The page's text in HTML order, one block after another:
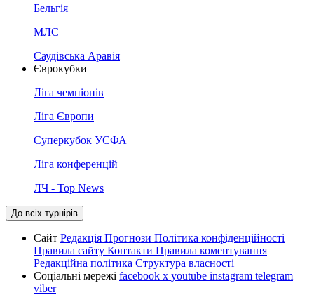
Бельгія
МЛС
Саудівська Аравія
Єврокубки
Ліга чемпіонів
Ліга Європи
Суперкубок УЄФА
Ліга конференцій
ЛЧ - Top News
До всіх турнірів
Сайт Редакція Прогнози Політика конфіденційності
Правила сайту Контакти Правила коментування
Редакційна політика Структура власності
Соціальні мережі facebook x youtube instagram telegram
viber